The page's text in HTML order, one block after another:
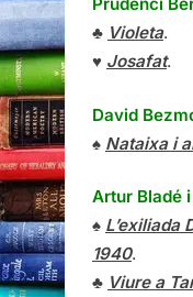
♣ Violeta.
♥ Josafat.
David
♠ Nataixa i
Artur Bladé
♠ L’exiliada
1940.
♣ Viure a